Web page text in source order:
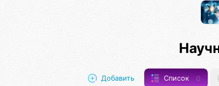
Добавить Список 0